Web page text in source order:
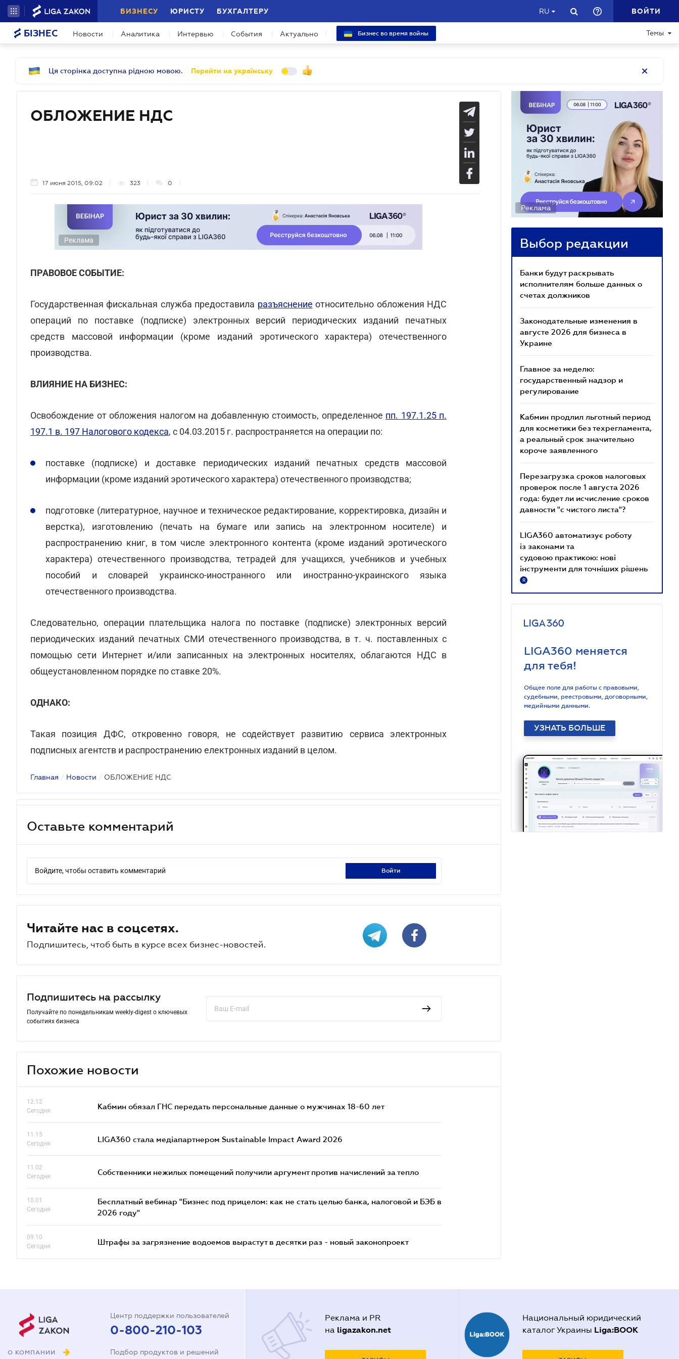
БИЗНЕСУ ЮРИСТУ БУХГАЛТЕРУ RU ВОЙТИ
БІЗНЕС Новости Аналитика Интервью События Актуально Бизнес во время войны Темы
Ця сторінка доступна рідною мовою. Перейти на українську
ОБЛОЖЕНИЕ НДС
17 июня 2015, 09:02 323 0
Реклама
ПРАВОВОЕ СОБЫТИЕ:
Государственная фискальная служба предоставила разъяснение относительно обложения НДС
операций по поставке (подписке) электронных версий периодических изданий печатных
средств массовой информации (кроме изданий эротического характера) отечественного
производства.
ВЛИЯНИЕ НА БИЗНЕС:
Освобождение от обложения налогом на добавленную стоимость, определенное пп. 197.1.25 п.
197.1 в. 197 Налогового кодекса, с 04.03.2015 г. распространяется на операции по:
поставке (подписке) и доставке периодических изданий печатных средств массовой
информации (кроме изданий эротического характера) отечественного производства;
подготовке (литературное, научное и техническое редактирование, корректировка, дизайн и
верстка), изготовлению (печать на бумаге или запись на электронном носителе) и
распространению книг, в том числе электронного контента (кроме изданий эротического
характера) отечественного производства, тетрадей для учащихся, учебников и учебных
пособий и словарей украинско-иностранного или иностранно-украинского языка
отечественного производства.
Следовательно, операции плательщика налога по поставке (подписке) электронных версий
периодических изданий печатных СМИ отечественного производства, в т. ч. поставленных с
помощью сети Интернет и/или записанных на электронных носителях, облагаются НДС в
общеустановленном порядке по ставке 20%.
ОДНАКО:
Такая позиция ДФС, откровенно говоря, не содействует развитию сервиса электронных
подписных агентств и распространению електронных изданий в целом.
Главная / Новости / ОБЛОЖЕНИЕ НДС
Оставьте комментарий
Войдите, чтобы оставить комментарий войти
Читайте нас в соцсетях.
Подпишитесь, чтоб быть в курсе всех бизнес-новостей.
Подпишитесь на рассылку
Получайте по понедельникам weekly-digest о ключевых
событиях бизнеса
Похожие новости
12.12
Сегодня
Кабмин обязал ГНС передать персональные данные о мужчинах 18-60 лет
11.15
Сегодня
LIGA360 стала медіапартнером Sustainable Impact Award 2026
11.02
Сегодня
Собственники нежилых помещений получили аргумент против начислений за тепло
10.01
Сегодня
Бесплатный вебинар "Бизнес под прицелом: как не стать целью банка, налоговой и БЭБ в
2026 году"
09.10
Сегодня
Штрафы за загрязнение водоемов вырастут в десятки раз - новый законопроект
Реклама
Выбор редакции
Банки будут раскрывать
исполнителям больше данных о
счетах должников
Законодательные изменения в
августе 2026 для бизнеса в
Украине
Главное за неделю:
государственный надзор и
регулирование
Кабмин продлил льготный период
для косметики без техрегламента,
а реальный срок значительно
короче заявленного
Перезагрузка сроков налоговых
проверок после 1 августа 2026
года: будет ли исчисление сроков
давности "с чистого листа"?
LIGA360 автоматизує роботу
із законами та
судовою практикою: нові
інструменти для точніших рішень
R
LIGA360 меняется
для тебя!
Общее поле для работы с правовыми,
судебными, реестровыми, договорными,
медийными данными.
УЗНАТЬ БОЛЬШЕ
О КОМПАНИИ
Центр поддержки пользователей
0-800-210-103
Подбор продуктов и решений
Реклама и PR
на ligazakon.net
Национальный юридический
каталог Украины Liga:BOOK